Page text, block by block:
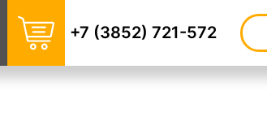
+7 (3852) 721-572